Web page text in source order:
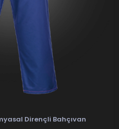
Dirençli Bahçıvan